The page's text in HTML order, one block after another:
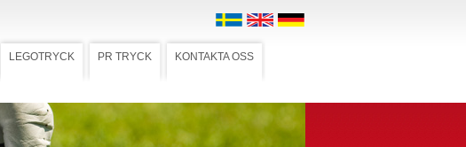
LEGOTRYCK PR TRYCK KONTAKTA OSS